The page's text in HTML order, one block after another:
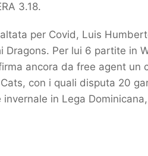
3.18.
per Covid, Luis
Per lui 6 partite in
ancora da free agent
con i quali disputa 20
in Lega